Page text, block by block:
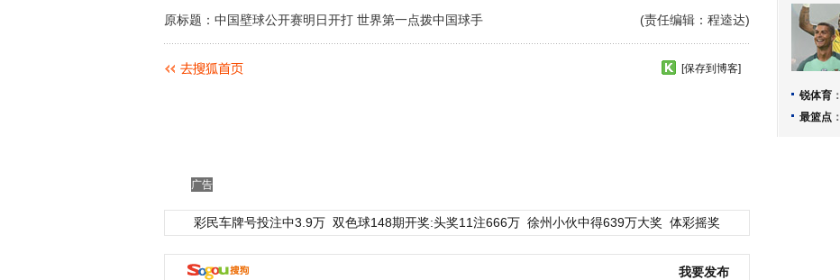
(责任编辑：程逵达)
原标题：中国壁球公开赛明日开打 世界第一点拨中国球手
[保存到博客]
广告
彩民车牌号投注中3.9万 双色球148期开奖:头奖11注666万 徐州小伙中得639万大奖 体彩摇奖
我要发布
锐体育 ：
最篮点 ：